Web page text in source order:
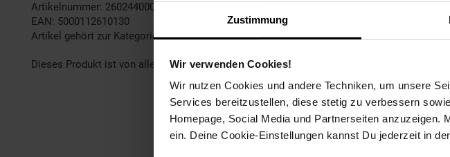
Zustimmung
Wir verwenden Cookies!
Wir nutzen Cookies und andere Techniken, um unsere
Services bereitzustellen, diese stetig zu verbessern
Homepage, Social Media und Partnerseiten anzuzeigen.
ein. Deine Cookie-Einstellungen kannst Du jederzeit in
Artikelnummer: 2602440000
EAN: 5000112610130
Artikel gehört zur Kategorie:Getränke
Dieses Produkt ist von allen Gutscheinaktionen ausgeschlossen.